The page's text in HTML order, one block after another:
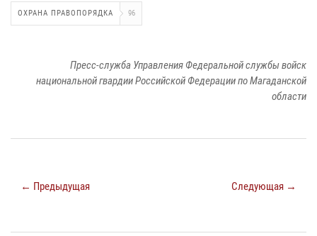
ОХРАНА ПРАВОПОРЯДКА 96
Пресс-служба Управления Федеральной службы войск
национальной гвардии Российской Федерации по Магаданской
области
← Предыдущая Следующая →